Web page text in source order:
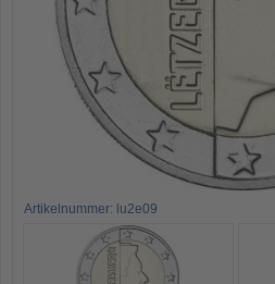
Artikelnummer: lu2e09